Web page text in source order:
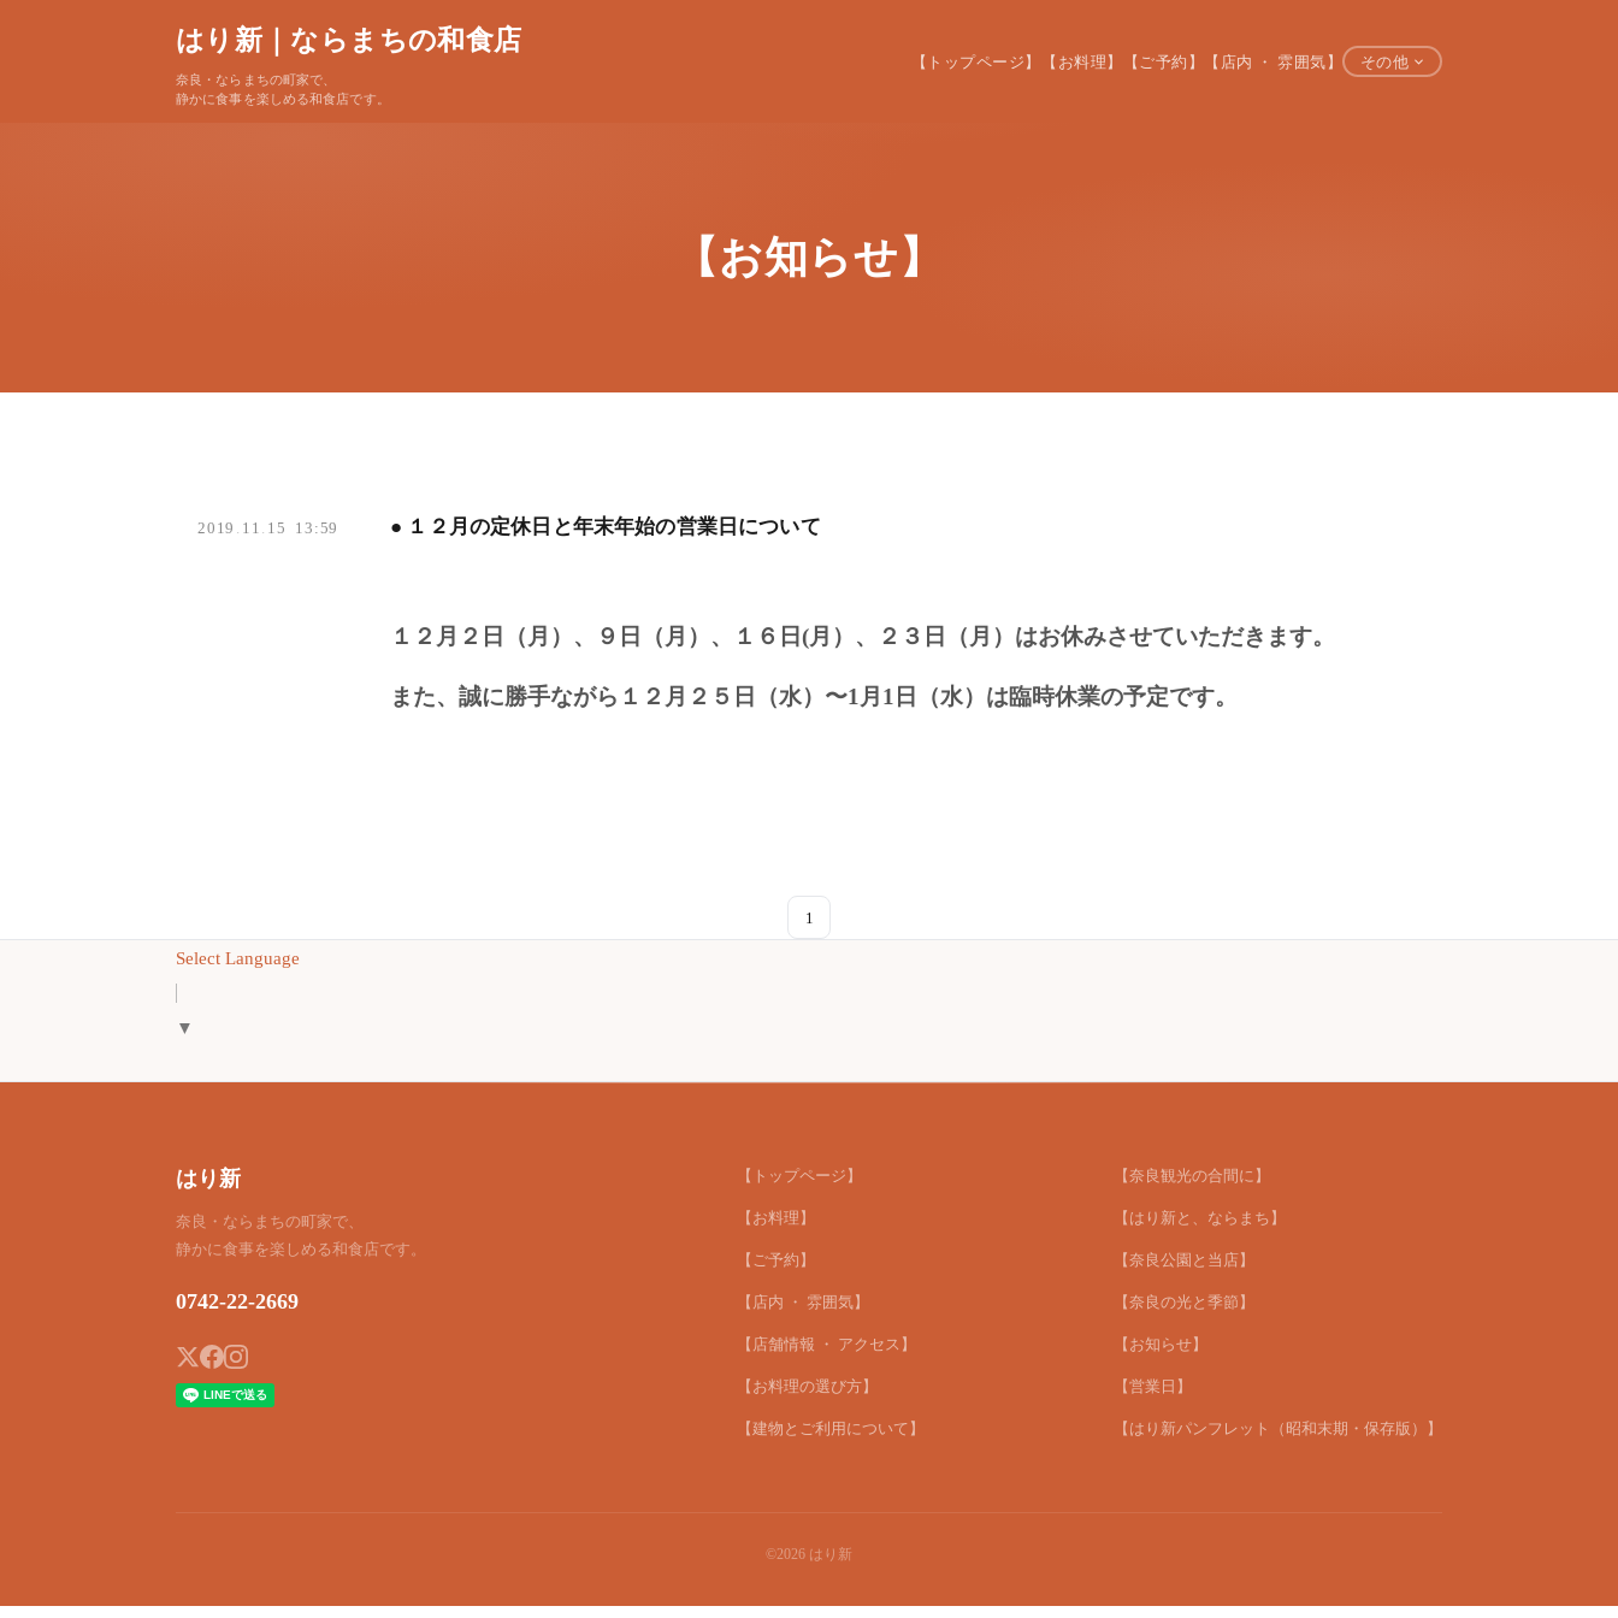
はり新｜ならまちの和食店
奈良・ならまちの町家で、
静かに食事を楽しめる和食店です。
【トップページ】 【お料理】 【ご予約】 【店内 ・ 雰囲気】 その他
【お知らせ】
2019 . 11 . 15 13:59 ● １２月の定休日と年末年始の営業日について
１２月２日（月）、９日（月）、１６日(月）、２３日（月）はお休みさせていただきます。
また、誠に勝手ながら１２月２５日（水）〜1月1日（水）は臨時休業の予定です。
1
Select Language
▼
はり新
奈良・ならまちの町家で、
静かに食事を楽しめる和食店です。
0742-22-2669
【トップページ】
【お料理】
【ご予約】
【店内 ・ 雰囲気】
【店舗情報 ・ アクセス】
【お料理の選び方】
【建物とご利用について】
【奈良観光の合間に】
【はり新と、ならまち】
【奈良公園と当店】
【奈良の光と季節】
【お知らせ】
【営業日】
【はり新パンフレット（昭和末期・保存版）】
©2026 はり新